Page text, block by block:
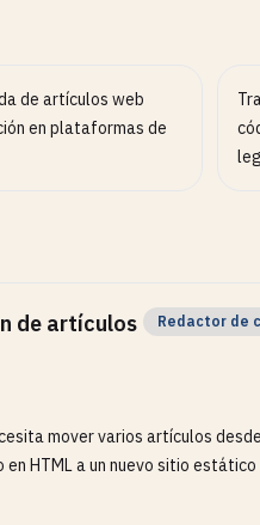
de artículos web
en plataformas de
de artículos
Redactor de
mover varios artículos desde
HTML a un nuevo sitio